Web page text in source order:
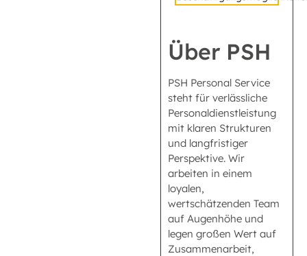
Über PSH
PSH Personal Service
steht für verlässliche
Personaldienstleistung
mit klaren Strukturen
und langfristiger
Perspektive. Wir
arbeiten in einem
loyalen,
wertschätzenden Team
auf Augenhöhe und
legen großen Wert auf
Zusammenarbeit,